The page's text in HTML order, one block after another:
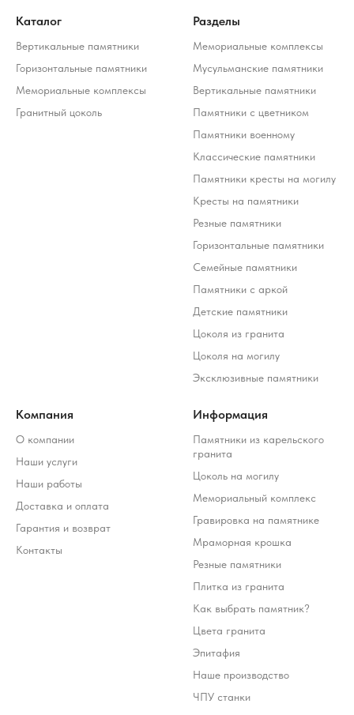
Каталог
Вертикальные памятники
Горизонтальные памятники
Мемориальные комплексы
Гранитный цоколь
Разделы
Мемориальные комплексы
Мусульманские памятники
Вертикальные памятники
Памятники с цветником
Памятники военному
Классические памятники
Памятники кресты на могилу
Кресты на памятники
Резные памятники
Горизонтальные памятники
Семейные памятники
Памятники с аркой
Детские памятники
Цоколя из гранита
Цоколя на могилу
Эксклюзивные памятники
Компания
О компании
Наши услуги
Наши работы
Доставка и оплата
Гарантия и возврат
Контакты
Информация
Памятники из карельского
гранита
Цоколь на могилу
Мемориальный комплекс
Гравировка на памятнике
Мраморная крошка
Резные памятники
Плитка из гранита
Как выбрать памятник?
Цвета гранита
Эпитафия
Наше производство
ЧПУ станки